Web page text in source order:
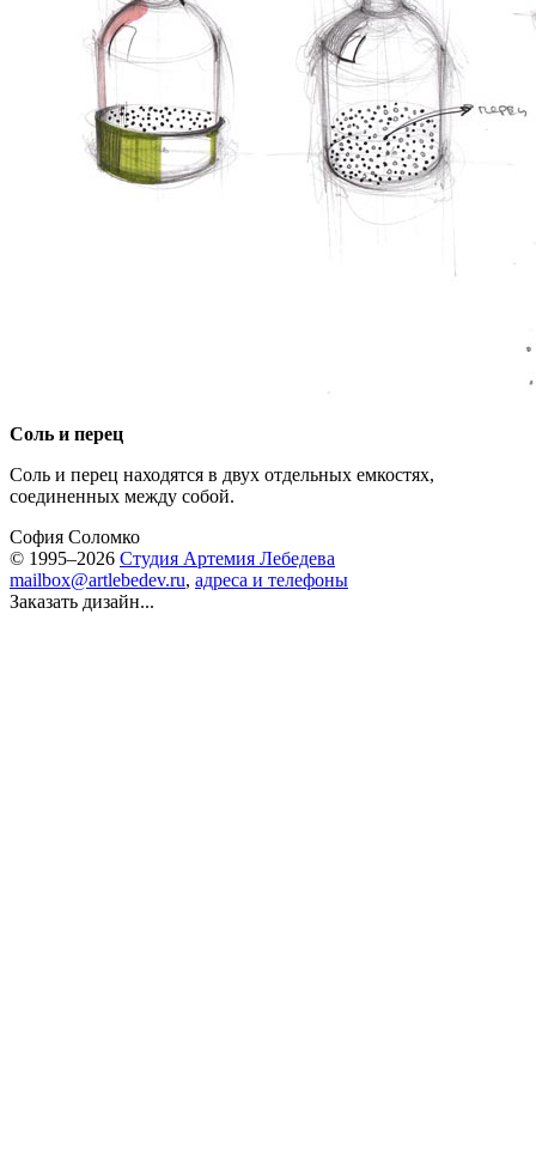
Соль и перец
Соль и перец находятся в двух отдельных емкостях,
соединенных между собой.
София Соломко
© 1995–2026 Студия Артемия Лебедева
mailbox@artlebedev.ru, адреса и телефоны
Заказать дизайн...